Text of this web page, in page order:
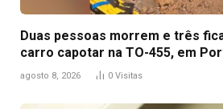
Duas pessoas morrem e três
carro capotar na TO-455, em
agosto 8, 2026 0 Visitas